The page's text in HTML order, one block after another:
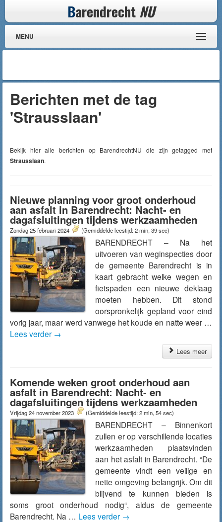
Barendrecht NU
MENU
Berichten met de tag
'Strausslaan'
Bekijk hier alle berichten op BarendrechtNU die zijn getagged met
Strausslaan.
Nieuwe planning voor groot onderhoud
aan asfalt in Barendrecht: Nacht- en
dagafsluitingen tijdens werkzaamheden
Zondag 25 februari 2024 (Gemiddelde leestijd: 2 min, 39 sec)
BARENDRECHT – Na het
uitvoeren van weginspecties door
de gemeente Barendrecht is in
kaart gebracht welke wegen en
fietspaden een nieuwe deklaag
moeten hebben. Dit stond
oorspronkelijk gepland voor eind
vorig jaar, maar werd vanwege het koude en natte weer …
Lees verder →
Lees meer
Komende weken groot onderhoud aan
asfalt in Barendrecht: Nacht- en
dagafsluitingen tijdens werkzaamheden
Vrijdag 24 november 2023 (Gemiddelde leestijd: 2 min, 54 sec)
BARENDRECHT – Binnenkort
zullen er op verschillende locaties
werkzaamheden plaatsvinden
aan het asfalt in Barendrecht. “De
gemeente vindt een veilige en
nette omgeving belangrijk. Om dit
blijvend te kunnen bieden is
soms groot onderhoud nodig“, aldus de gemeente
Barendrecht. Na … Lees verder →